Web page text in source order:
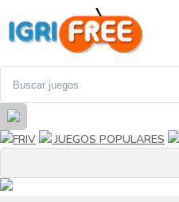
FRIV JUEGOS POPULARES